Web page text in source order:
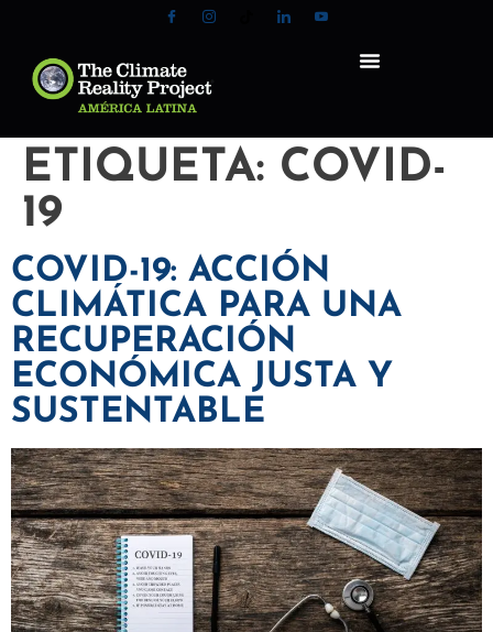
ETIQUETA: COVID-
19
COVID-19: ACCIÓN
CLIMÁTICA PARA UNA
RECUPERACIÓN
ECONÓMICA JUSTA Y
SUSTENTABLE